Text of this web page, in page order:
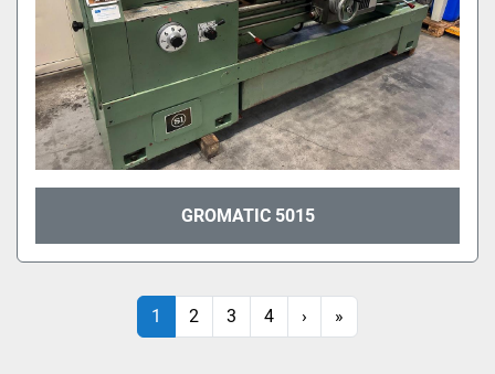
GROMATIC 5015
1 2 3 4 › »